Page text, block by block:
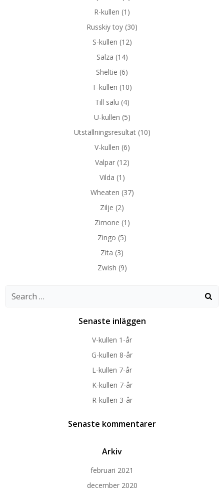
R-kullen (1)
Russkiy toy (30)
S-kullen (12)
Salza (14)
Sheltie (6)
T-kullen (10)
Till salu (4)
U-kullen (5)
Utställningsresultat(10)
V-kullen (6)
Valpar(12)
Vilda (1)
Wheaten (37)
Zilje (2)
Zimone (1)
Zingo (5)
Zita (3)
Zwish (9)
Search
Senaste inläggen
V-kullen 1-år
G-kullen 8-år
L-kullen 7-år
K-kullen 7-år
R-kullen 3-år
Senaste kommentarer
Arkiv
februari 2021
december 2020